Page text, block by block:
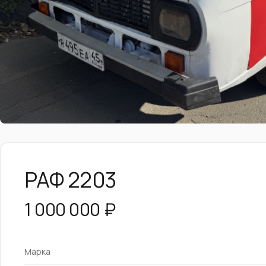
РАФ 2203
1 000 000 ₽
Марка